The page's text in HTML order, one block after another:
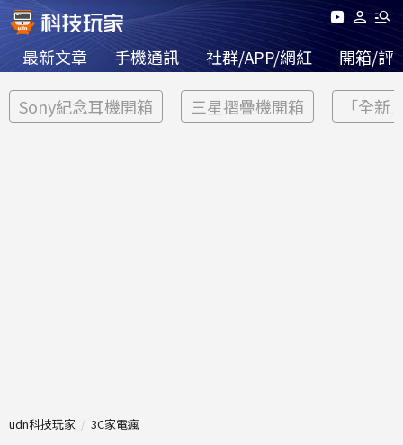
最新文章 手機通訊 社群/APP/網紅 開箱/評
Sony紀念耳機開箱 三星摺疊機開箱 「全新
udn科技玩家 3C家電瘋